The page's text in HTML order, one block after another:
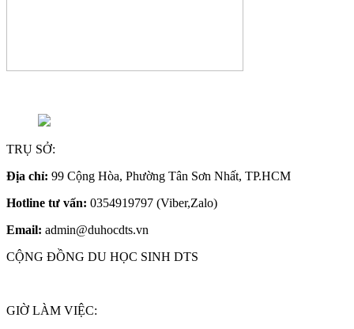
TRỤ SỞ:
Địa chỉ: 99 Cộng Hòa, Phường Tân Sơn Nhất, TP.HCM
Hotline tư vấn: 0354919797 (Viber,Zalo)
Email: admin@duhocdts.vn
CỘNG ĐỒNG DU HỌC SINH DTS
GIỜ LÀM VIỆC: